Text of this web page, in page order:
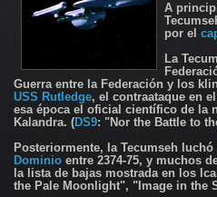
A
por el
La
Guerra entre la Federación y los
USS Rutledge, el contraataque en
esa época el oficial científico de la
Kalandra. (DS9: "Nor the Battle to
Posteriormente, la Tecumseh
Dominio entre 2374-75, y muchos
la lista de bajas mostrada en los
the Pale Moonlight", "Image in the